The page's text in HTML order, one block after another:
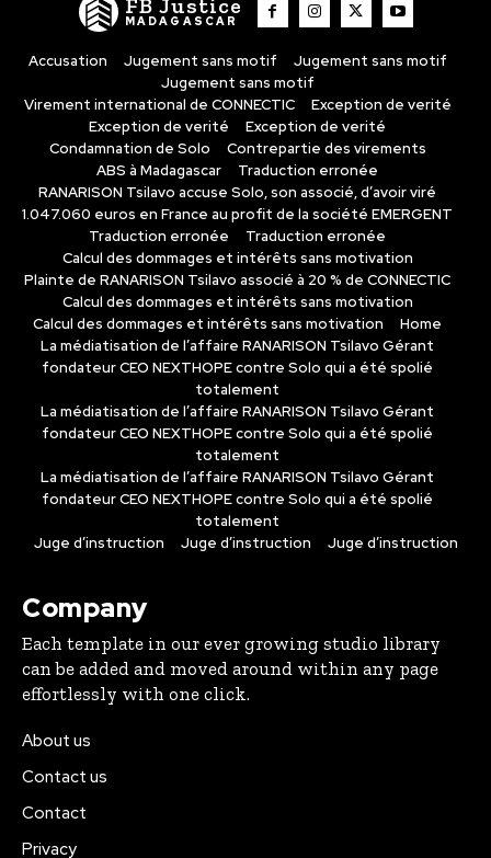
MADAGASCAR
Accusation Jugement sans motif
Jugement sans motif
Jugement sans motif
Virement international de CONNECTIC
Exception de verité
Exception de verité
Exception de verité
Condamnation de Solo
Contrepartie des virements
ABS à Madagascar
Traduction erronée
RANARISON Tsilavo accuse Solo, son associé, d’avoir viré
1.047.060 euros en France au profit de la société EMERGENT
Traduction erronée
Traduction erronée
Calcul des dommages et intérêts sans motivation
Plainte de RANARISON Tsilavo associé à 20 % de CONNECTIC
Calcul des dommages et intérêts sans motivation
Calcul des dommages et intérêts sans motivation
Home
La médiatisation de l’affaire RANARISON Tsilavo Gérant
fondateur CEO NEXTHOPE contre Solo qui a été spolié
totalement
La médiatisation de l’affaire RANARISON Tsilavo Gérant
fondateur CEO NEXTHOPE contre Solo qui a été spolié
totalement
La médiatisation de l’affaire RANARISON Tsilavo Gérant
fondateur CEO NEXTHOPE contre Solo qui a été spolié
totalement
Juge d’instruction
Juge d’instruction Juge d’instruction
Company
Each template in our ever growing studio library
can be added and moved around within any page
effortlessly with one click.
About us
Contact us
Contact
Privacy